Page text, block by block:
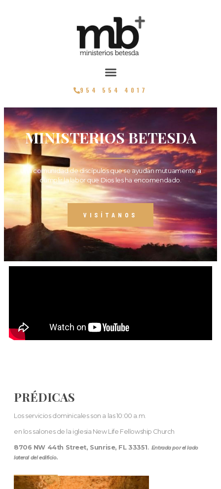
954 554 4017
MINISTERIOS BETESDA
Una comunidad de discípulos que se ayudan mutuamente a
cumplir la labor que Dios les ha encomendado.
VISÍTANOS
PRÉDICAS
Los servicios dominicales son a las 10:00 a.m.
en los salones de la iglesia New Life Fellowship Church
8706 NW 44th Street, Sunrise, FL 33351. Entrada por el lado
lateral del edificio.